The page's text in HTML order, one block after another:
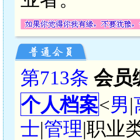
第713条 会员
个人档案<男|
士|管理|职业